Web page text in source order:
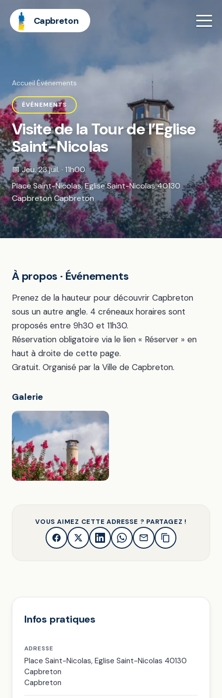
Capbreton
Accueil·Événements
ÉVÉNEMENTS
Visite de la Tour de l’Eglise
Saint-Nicolas
📅 Jeu. 23 juil. · 11h00
Place Saint-Nicolas, Eglise Saint-Nicolas 40130
Capbreton Capbreton
À propos · Événements
Prenez de la hauteur pour découvrir Capbreton
sous un autre angle. 4 créneaux horaires sont
proposés entre 9h30 et 11h30.
Réservation obligatoire via le lien « Réserver » en
haut à droite de cette page.
Gratuit. Organisé par la Ville de Capbreton.
Galerie
VOUS AIMEZ CETTE ADRESSE ? PARTAGEZ !
Infos pratiques
ADRESSE
Place Saint-Nicolas, Eglise Saint-Nicolas 40130
Capbreton
Capbreton